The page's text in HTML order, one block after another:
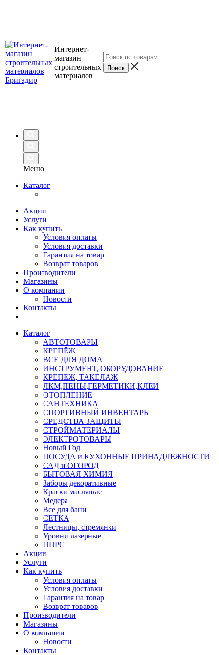
Интернет-
магазин
строительных
материалов
Меню
Каталог
Акции
Услуги
Как купить
Условия оплаты
Условия доставки
Гарантия на товар
Возврат товаров
Производители
Магазины
О компании
Новости
Контакты
Каталог
АВТОТОВАРЫ
КРЕПЁЖ
ВСЕ ДЛЯ ДОМА
ИНСТРУМЕНТ, ОБОРУДОВАНИЕ
КРЕПЕЖ, ТАКЕЛАЖ
ЛКМ,ПЕНЫ,ГЕРМЕТИКИ,КЛЕИ
ОТОПЛЕНИЕ
САНТЕХНИКА
СПОРТИВНЫЙ ИНВЕНТАРЬ
СРЕДСТВА ЗАЩИТЫ
СТРОЙМАТЕРИАЛЫ
ЭЛЕКТРОТОВАРЫ
Новый Год
ПОСУДА и КУХОННЫЕ ПРИНАДЛЕЖНОСТИ
САД и ОГОРОД
БЫТОВАЯ ХИМИЯ
Заборы декоративные
Краски масляные
Медера
Все для бани
СЕТКА
Лестницы, стремянки
Уровни лазерные
ППРС
Акции
Услуги
Как купить
Условия оплаты
Условия доставки
Гарантия на товар
Возврат товаров
Производители
Магазины
О компании
Новости
Контакты